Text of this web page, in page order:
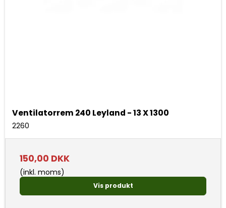
Ventilatorrem 240 Leyland - 13 X 1300
2260
150,00 DKK
(inkl. moms)
Vis produkt